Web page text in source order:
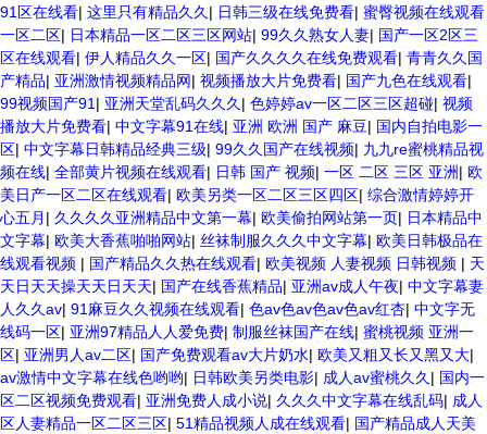
91区在线看| 这里只有精品久久 | 日韩三级在线免费看| 蜜臀视频在线观看
一区二区| 日本精品一区二区三区网站| 99久久熟女人妻| 国产一区2区三
区在线观看| 伊人精品久久一区| 国产久久久久在线免费观看| 青青久久国
产精品| 亚洲激情视频精品网| 视频播放大片免费看| 国产九色在线观看|
99视频国产91 | 亚洲天堂乱码久久久 | 色婷婷av一区二区三区超碰| 视频
播放大片免费看| 中文字幕91在线| 亚洲 欧洲 国产 麻豆| 国内自拍电影一
区| 中文字幕日韩精品经典三级| 99久久国产在线视频| 九九re蜜桃精品视
频在线| 全部黄片视频在线观看| 日韩 国产 视频| 一区 二区 三区 亚洲| 欧
美日产一区二区在线观看| 欧美另类一区二区三区四区| 综合激情婷婷开
心五月 | 久久久久亚洲精品中文第一幕| 欧美偷拍网站第一页| 日本精品中
文字幕| 欧美大香蕉啪啪网站| 丝袜制服久久久中文字幕| 欧美日韩极品在
线观看视频 | 国产精品久久热在线观看| 欧美视频 人妻视频 日韩视频 | 天
天日天天操天天日天天| 国产在线香蕉精品| 亚洲av成人午夜| 中文字幕妻
人久久av| 91麻豆久久视频在线观看| 色av色av色av色av红杏| 中文字无
线码一区| 亚洲97精品人人爱免费| 制服丝袜国产在线| 蜜桃视频 亚洲一
区| 亚洲男人av二区| 国产免费观看av大片奶水| 欧美又粗又长又黑又大|
av激情中文字幕在线色哟哟| 日韩欧美另类电影| 成人av蜜桃久久 | 国内一
区二区视频免费观看| 亚洲免费人成小说| 久久久中文字幕在线乱码| 成人
区人妻精品一区二区三区| 51精品视频人成在线观看| 国产精品成人天美